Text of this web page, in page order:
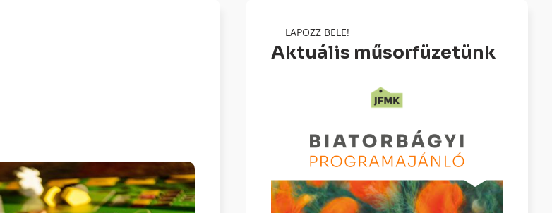
LAPOZZ BELE!
Aktuális műsorfüzetünk